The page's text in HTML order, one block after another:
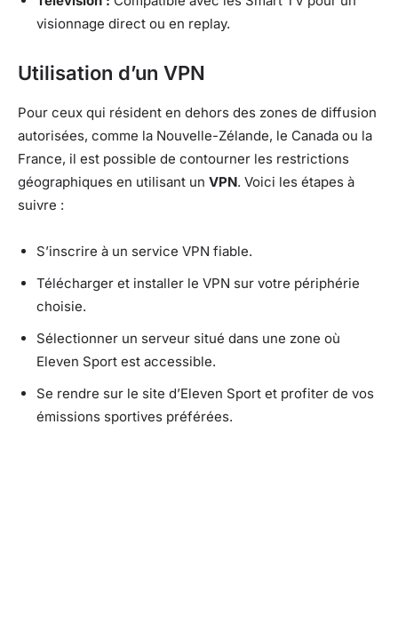
visionnage direct ou en replay.
Utilisation d’un VPN
Pour ceux qui résident en dehors des zones de diffusion
autorisées, comme la Nouvelle-Zélande, le Canada ou la
France, il est possible de contourner les restrictions
géographiques en utilisant un VPN. Voici les étapes à
suivre :
S’inscrire à un service VPN fiable.
Télécharger et installer le VPN sur votre périphérie
choisie.
Sélectionner un serveur situé dans une zone où
Eleven Sport est accessible.
Se rendre sur le site d’Eleven Sport et profiter de vos
émissions sportives préférées.